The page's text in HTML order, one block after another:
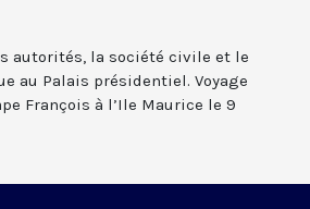
autorités, la société civile et le
au Palais présidentiel. Voyage
François à l’Ile Maurice le 9